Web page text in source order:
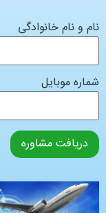
نام و نام خانوادگی
شماره موبایل